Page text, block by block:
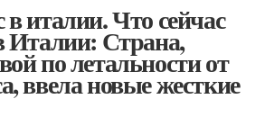
италии. Что сейчас
Италии: Страна,
по летальности от
ввела новые жесткие